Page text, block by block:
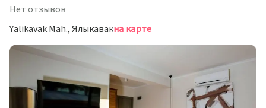
Нет отзывов
Yalikavak Mah., Ялыкавакна карте